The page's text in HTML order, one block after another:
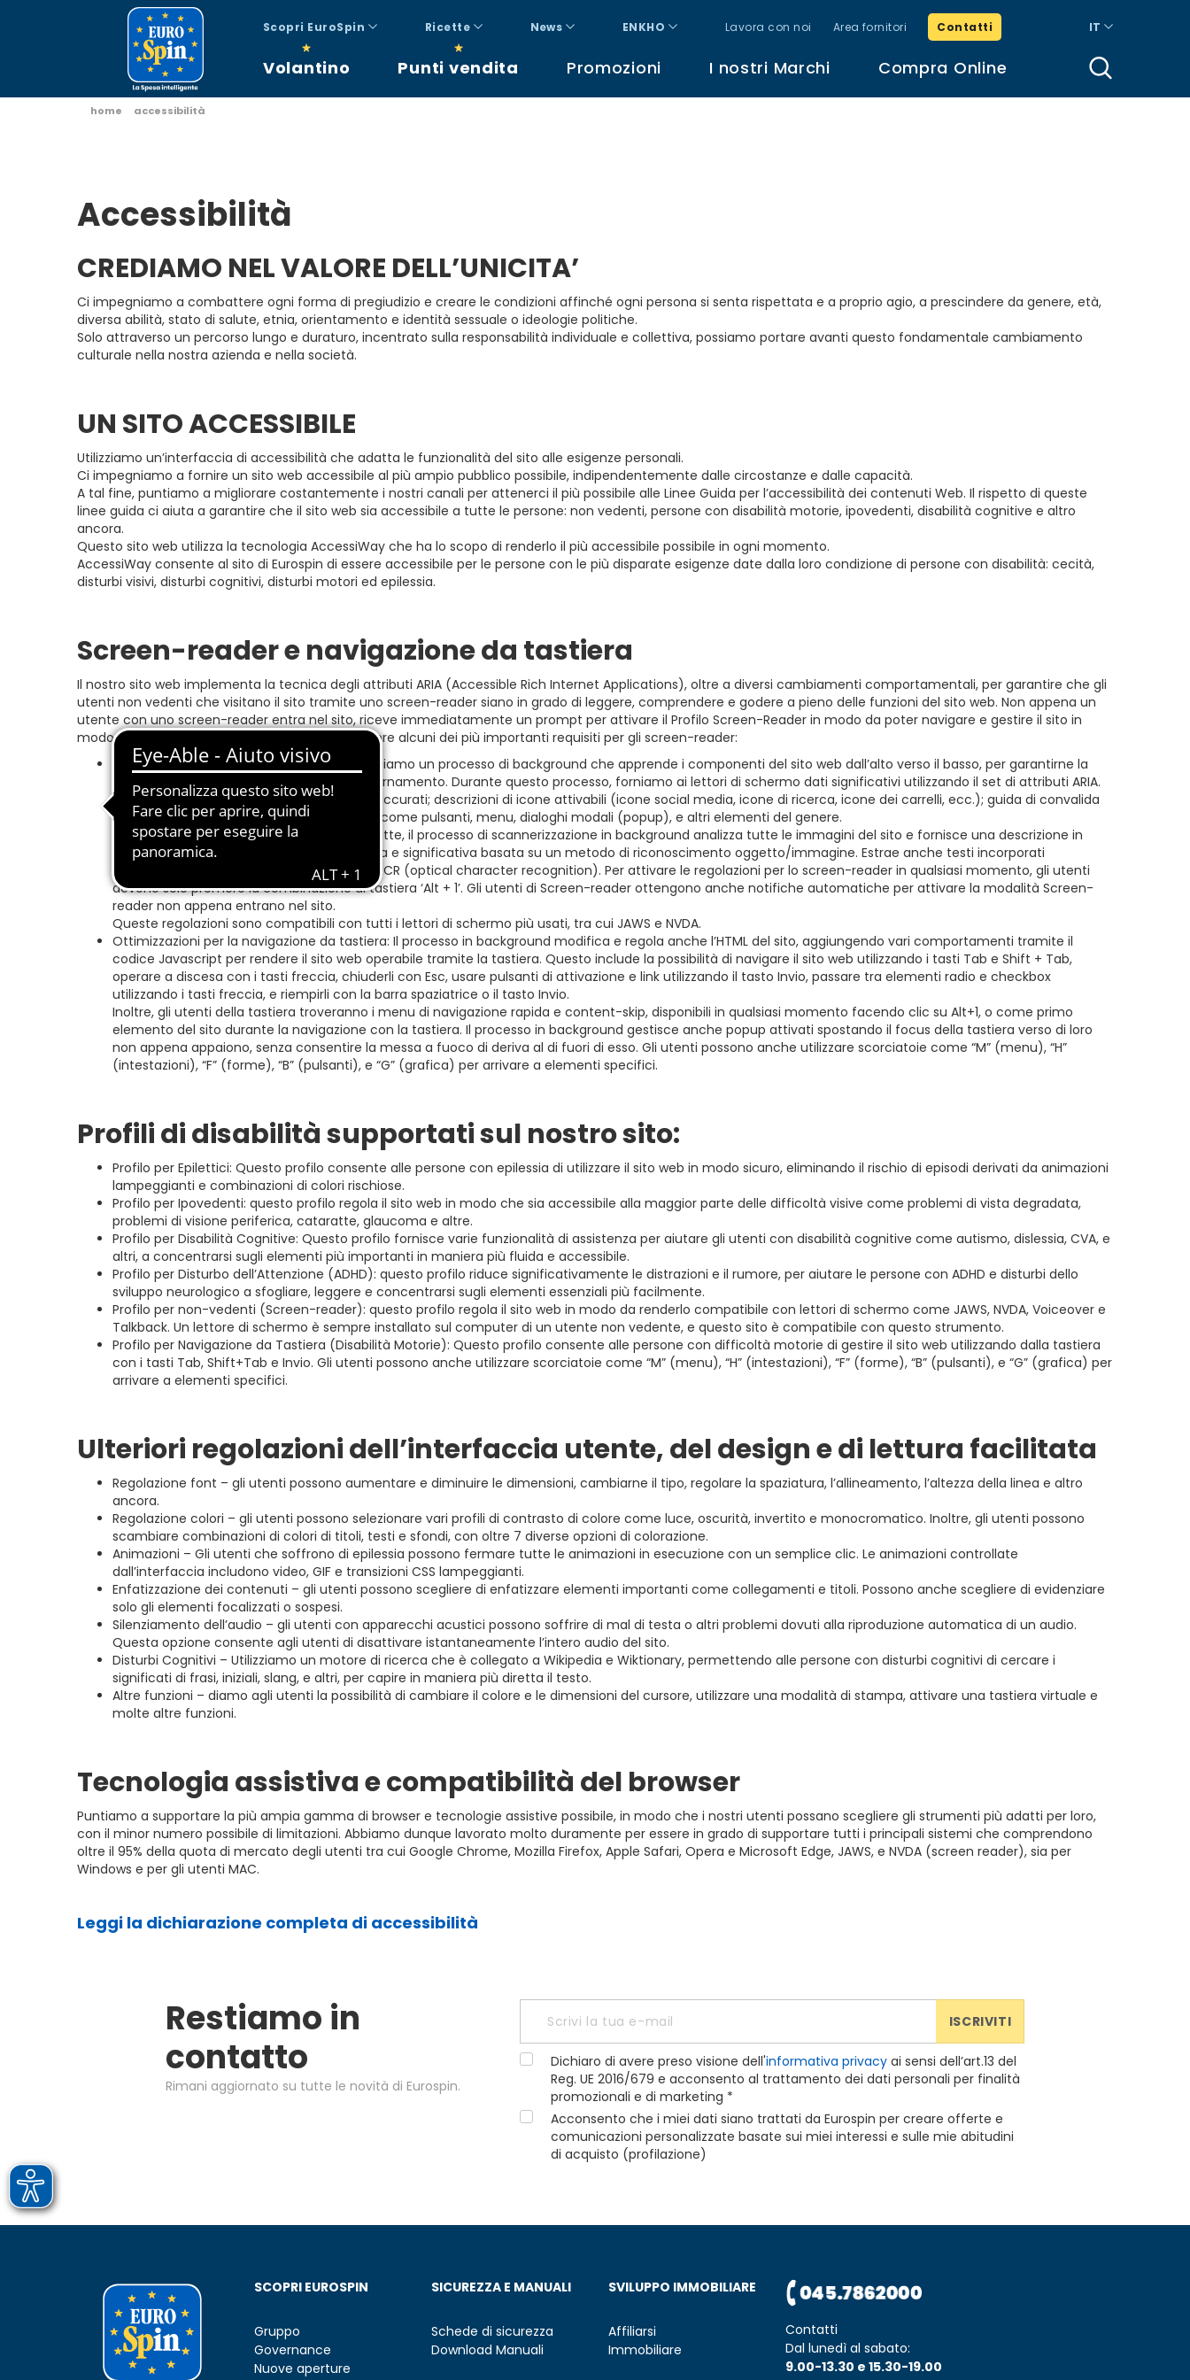
Scopri EuroSpin Ricette News ENKHO Lavora con noi Area fornitori Contatti IT
Volantino Punti vendita Promozioni I nostri Marchi Compra Online
home accessibilità
Accessibilità
CREDIAMO NEL VALORE DELL’UNICITA’
Ci impegniamo a combattere ogni forma di pregiudizio e creare le condizioni affinché ogni persona si senta rispettata e a proprio agio, a prescindere da genere, età,
diversa abilità, stato di salute, etnia, orientamento e identità sessuale o ideologie politiche.
Solo attraverso un percorso lungo e duraturo, incentrato sulla responsabilità individuale e collettiva, possiamo portare avanti questo fondamentale cambiamento
culturale nella nostra azienda e nella società.
UN SITO ACCESSIBILE
Utilizziamo un’interfaccia di accessibilità che adatta le funzionalità del sito alle esigenze personali.
Ci impegniamo a fornire un sito web accessibile al più ampio pubblico possibile, indipendentemente dalle circostanze e dalle capacità.
A tal fine, puntiamo a migliorare costantemente i nostri canali per attenerci il più possibile alle Linee Guida per l’accessibilità dei contenuti Web. Il rispetto di queste
linee guida ci aiuta a garantire che il sito web sia accessibile a tutte le persone: non vedenti, persone con disabilità motorie, ipovedenti, disabilità cognitive e altro
ancora.
Questo sito web utilizza la tecnologia AccessiWay che ha lo scopo di renderlo il più accessibile possibile in ogni momento.
AccessiWay consente al sito di Eurospin di essere accessibile per le persone con le più disparate esigenze date dalla loro condizione di persone con disabilità: cecità,
disturbi visivi, disturbi cognitivi, disturbi motori ed epilessia.
Screen-reader e navigazione da tastiera
Il nostro sito web implementa la tecnica degli attributi ARIA (Accessible Rich Internet Applications), oltre a diversi cambiamenti comportamentali, per garantire che gli
utenti non vedenti che visitano il sito tramite uno screen-reader siano in grado di leggere, comprendere e godere a pieno delle funzioni del sito web. Non appena un
utente con uno screen-reader entra nel sito, riceve immediatamente un prompt per attivare il Profilo Screen-Reader in modo da poter navigare e gestire il sito in
modo efficace. Ecco come il nostro sito web copre alcuni dei più importanti requisiti per gli screen-reader:
Ottimizzazione per gli Screen-reader: Eseguiamo un processo di background che apprende i componenti del sito web dall’alto verso il basso, per garantirne la
conformità continua anche durante l’aggiornamento. Durante questo processo, forniamo ai lettori di schermo dati significativi utilizzando il set di attributi ARIA.
Ad esempio, forniamo etichette di moduli accurati; descrizioni di icone attivabili (icone social media, icone di ricerca, icone dei carrelli, ecc.); guida di convalida
per gli input dei moduli; ruoli degli elementi come pulsanti, menu, dialoghi modali (popup), e altri elementi del genere.
Inoltre, per le immagini che non sono descritte, il processo di scannerizzazione in background analizza tutte le immagini del sito e fornisce una descrizione in
forma di ALT (alternative text) tag accurata e significativa basata su un metodo di riconoscimento oggetto/immagine. Estrae anche testi incorporati
nell’immagine, utilizzando una tecnologia OCR (optical character recognition). Per attivare le regolazioni per lo screen-reader in qualsiasi momento, gli utenti
devono solo premere la combinazione di tastiera ‘Alt + 1’. Gli utenti di Screen-reader ottengono anche notifiche automatiche per attivare la modalità Screen-
reader non appena entrano nel sito.
Queste regolazioni sono compatibili con tutti i lettori di schermo più usati, tra cui JAWS e NVDA.
Ottimizzazioni per la navigazione da tastiera: Il processo in background modifica e regola anche l’HTML del sito, aggiungendo vari comportamenti tramite il
codice Javascript per rendere il sito web operabile tramite la tastiera. Questo include la possibilità di navigare il sito web utilizzando i tasti Tab e Shift + Tab,
operare a discesa con i tasti freccia, chiuderli con Esc, usare pulsanti di attivazione e link utilizzando il tasto Invio, passare tra elementi radio e checkbox
utilizzando i tasti freccia, e riempirli con la barra spaziatrice o il tasto Invio.
Inoltre, gli utenti della tastiera troveranno i menu di navigazione rapida e content-skip, disponibili in qualsiasi momento facendo clic su Alt+1, o come primo
elemento del sito durante la navigazione con la tastiera. Il processo in background gestisce anche popup attivati spostando il focus della tastiera verso di loro
non appena appaiono, senza consentire la messa a fuoco di deriva al di fuori di esso. Gli utenti possono anche utilizzare scorciatoie come “M” (menu), “H”
(intestazioni), “F” (forme), “B” (pulsanti), e “G” (grafica) per arrivare a elementi specifici.
Profili di disabilità supportati sul nostro sito:
Profilo per Epilettici: Questo profilo consente alle persone con epilessia di utilizzare il sito web in modo sicuro, eliminando il rischio di episodi derivati da animazioni
lampeggianti e combinazioni di colori rischiose.
Profilo per Ipovedenti: questo profilo regola il sito web in modo che sia accessibile alla maggior parte delle difficoltà visive come problemi di vista degradata,
problemi di visione periferica, cataratte, glaucoma e altre.
Profilo per Disabilità Cognitive: Questo profilo fornisce varie funzionalità di assistenza per aiutare gli utenti con disabilità cognitive come autismo, dislessia, CVA, e
altri, a concentrarsi sugli elementi più importanti in maniera più fluida e accessibile.
Profilo per Disturbo dell’Attenzione (ADHD): questo profilo riduce significativamente le distrazioni e il rumore, per aiutare le persone con ADHD e disturbi dello
sviluppo neurologico a sfogliare, leggere e concentrarsi sugli elementi essenziali più facilmente.
Profilo per non-vedenti (Screen-reader): questo profilo regola il sito web in modo da renderlo compatibile con lettori di schermo come JAWS, NVDA, Voiceover e
Talkback. Un lettore di schermo è sempre installato sul computer di un utente non vedente, e questo sito è compatibile con questo strumento.
Profilo per Navigazione da Tastiera (Disabilità Motorie): Questo profilo consente alle persone con difficoltà motorie di gestire il sito web utilizzando dalla tastiera
con i tasti Tab, Shift+Tab e Invio. Gli utenti possono anche utilizzare scorciatoie come “M” (menu), “H” (intestazioni), “F” (forme), “B” (pulsanti), e “G” (grafica) per
arrivare a elementi specifici.
Ulteriori regolazioni dell’interfaccia utente, del design e di lettura facilitata
Regolazione font – gli utenti possono aumentare e diminuire le dimensioni, cambiarne il tipo, regolare la spaziatura, l’allineamento, l’altezza della linea e altro
ancora.
Regolazione colori – gli utenti possono selezionare vari profili di contrasto di colore come luce, oscurità, invertito e monocromatico. Inoltre, gli utenti possono
scambiare combinazioni di colori di titoli, testi e sfondi, con oltre 7 diverse opzioni di colorazione.
Animazioni – Gli utenti che soffrono di epilessia possono fermare tutte le animazioni in esecuzione con un semplice clic. Le animazioni controllate
dall’interfaccia includono video, GIF e transizioni CSS lampeggianti.
Enfatizzazione dei contenuti – gli utenti possono scegliere di enfatizzare elementi importanti come collegamenti e titoli. Possono anche scegliere di evidenziare
solo gli elementi focalizzati o sospesi.
Silenziamento dell’audio – gli utenti con apparecchi acustici possono soffrire di mal di testa o altri problemi dovuti alla riproduzione automatica di un audio.
Questa opzione consente agli utenti di disattivare istantaneamente l’intero audio del sito.
Disturbi Cognitivi – Utilizziamo un motore di ricerca che è collegato a Wikipedia e Wiktionary, permettendo alle persone con disturbi cognitivi di cercare i
significati di frasi, iniziali, slang, e altri, per capire in maniera più diretta il testo.
Altre funzioni – diamo agli utenti la possibilità di cambiare il colore e le dimensioni del cursore, utilizzare una modalità di stampa, attivare una tastiera virtuale e
molte altre funzioni.
Tecnologia assistiva e compatibilità del browser
Puntiamo a supportare la più ampia gamma di browser e tecnologie assistive possibile, in modo che i nostri utenti possano scegliere gli strumenti più adatti per loro,
con il minor numero possibile di limitazioni. Abbiamo dunque lavorato molto duramente per essere in grado di supportare tutti i principali sistemi che comprendono
oltre il 95% della quota di mercato degli utenti tra cui Google Chrome, Mozilla Firefox, Apple Safari, Opera e Microsoft Edge, JAWS, e NVDA (screen reader), sia per
Windows e per gli utenti MAC.
Leggi la dichiarazione completa di accessibilità
Restiamo in
contatto
Rimani aggiornato su tutte le novità di Eurospin.
ISCRIVITI
Dichiaro di avere preso visione dell'informativa privacyai sensi dell’art.13 del
Reg. UE 2016/679 e acconsento al trattamento dei dati personali per finalità
promozionali e di marketing *
Acconsento che i miei dati siano trattati da Eurospin per creare offerte e
comunicazioni personalizzate basate sui miei interessi e sulle mie abitudini
di acquisto (profilazione)
SCOPRI EUROSPIN
Gruppo
Governance
Nuove aperture
SICUREZZA E MANUALI
Schede di sicurezza
Download Manuali
SVILUPPO IMMOBILIARE
Affiliarsi
Immobiliare
Contatti
Dal lunedì al sabato:
9.00-13.30 e 15.30-19.00